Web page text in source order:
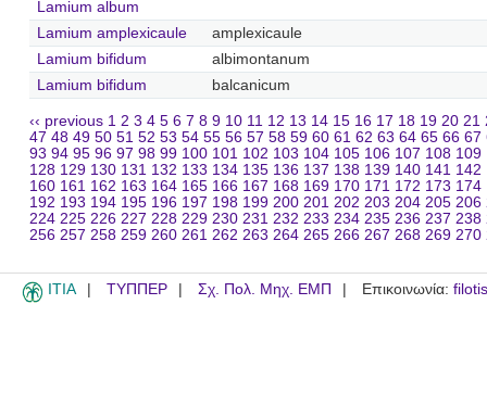
Lamium album
Lamium amplexicaule
amplexicaule
Lamium bifidum
albimontanum
Lamium bifidum
balcanicum
‹‹ previous 1 2 3 4 5 6 7 8 9 10 11 12 13 14 15 16 17 18 19 20 21
47 48 49 50 51 52 53 54 55 56 57 58 59 60 61 62 63 64 65 66 67
93 94 95 96 97 98 99 100 101 102 103 104 105 106 107 108 109
128 129 130 131 132 133 134 135 136 137 138 139 140 141 142
160 161 162 163 164 165 166 167 168 169 170 171 172 173 174
192 193 194 195 196 197 198 199 200 201 202 203 204 205 206
224 225 226 227 228 229 230 231 232 233 234 235 236 237 238
256 257 258 259 260 261 262 263 264 265 266 267 268 269 270
ITIA ΤΥΠΠΕΡ Σχ. Πολ. Μηχ. ΕΜΠ Επικοινωνία: